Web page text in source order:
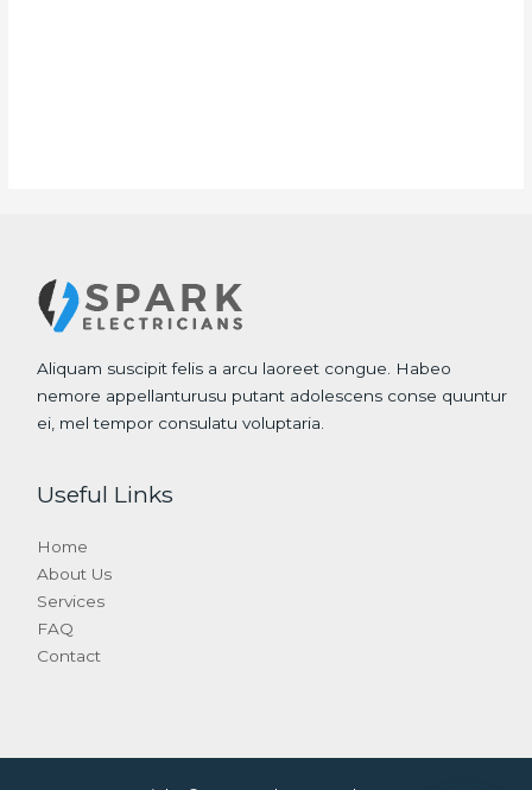
Aliquam suscipit felis a arcu laoreet congue. Habeo
nemore appellanturusu putant adolescens conse quuntur
ei, mel tempor consulatu voluptaria.
Useful Links
Home
About Us
Services
FAQ
Contact